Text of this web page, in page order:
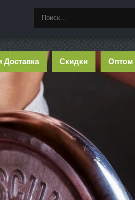
Доставка Скидки Оптом